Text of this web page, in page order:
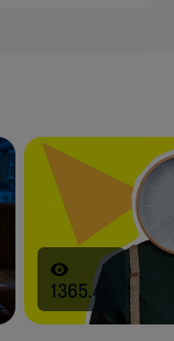
1365.4K